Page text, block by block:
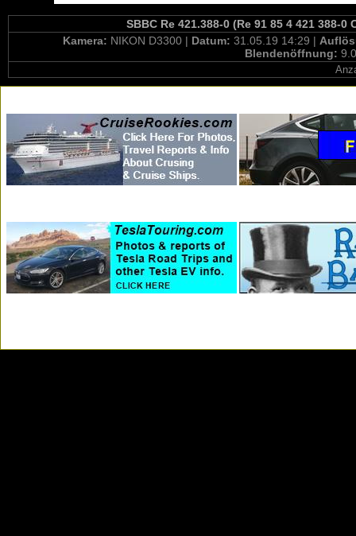
SBBC Re 421.388-0 (Re 91 85 4 421 388-0
Kamera: NIKON D3300 | Datum: 31.05.19 14:29 |
Blendenöffnung: